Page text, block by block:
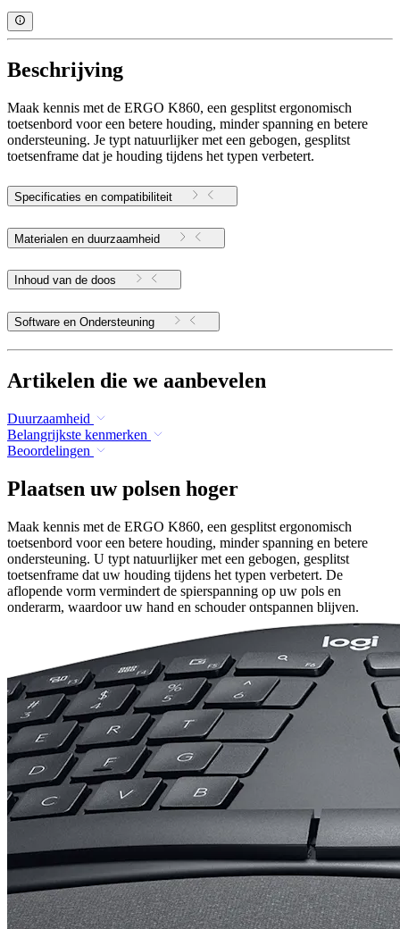
Beschrijving
Maak kennis met de ERGO K860, een gesplitst ergonomisch
toetsenbord voor een betere houding, minder spanning en betere
ondersteuning. Je typt natuurlijker met een gebogen, gesplitst
toetsenframe dat je houding tijdens het typen verbetert.
Specificaties en compatibiliteit
Materialen en duurzaamheid
Inhoud van de doos
Software en Ondersteuning
Artikelen die we aanbevelen
Duurzaamheid
Belangrijkste kenmerken
Beoordelingen
Plaatsen uw polsen hoger
Maak kennis met de ERGO K860, een gesplitst ergonomisch
toetsenbord voor een betere houding, minder spanning en betere
ondersteuning. U typt natuurlijker met een gebogen, gesplitst
toetsenframe dat uw houding tijdens het typen verbetert. De
aflopende vorm vermindert de spierspanning op uw pols en
onderarm, waardoor uw hand en schouder ontspannen blijven.